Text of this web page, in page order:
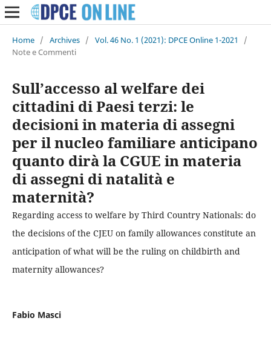
Home / Archives / Vol. 46 No. 1 (2021): DPCE Online 1-2021
/
Note e Commenti
Sull’accesso al welfare dei
cittadini di Paesi terzi: le
decisioni in materia di assegni
per il nucleo familiare anticipano
quanto dirà la CGUE in materia
di assegni di natalità e
maternità?
Regarding access to welfare by Third Country Nationals: do
the decisions of the CJEU on family allowances constitute an
anticipation of what will be the ruling on childbirth and
maternity allowances?
Fabio Masci